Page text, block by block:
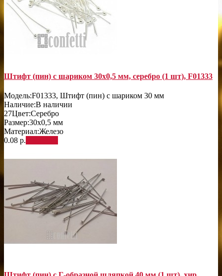
Штифт (пин) с шариком 30х0,5 мм, серебро (1 шт), F01333
Модель:F01333, Штифт (пин) с шариком 30 мм
Наличие:В наличии
27Цвет:Серебро
Размер:30х0,5 мм
Материал:Железо
0.08 р.